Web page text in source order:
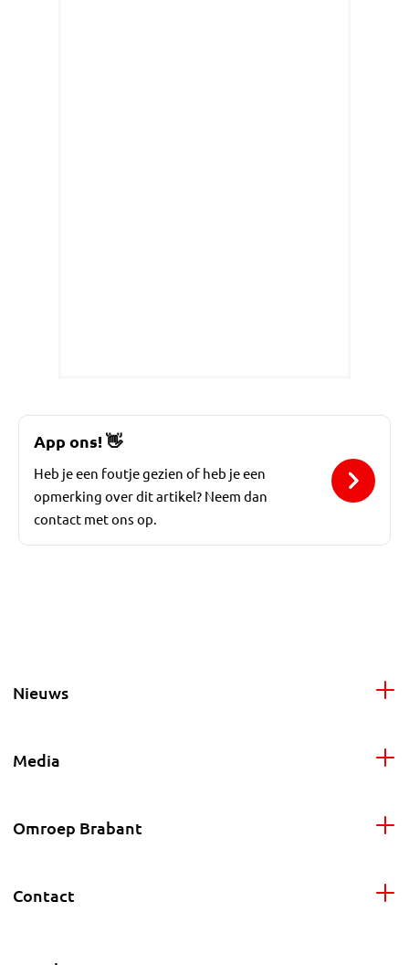
App ons!👋
Heb je een foutje gezien of heb je een
opmerking over dit artikel? Neem dan
contact met ons op.
Nieuws
Media
Omroep Brabant
Contact